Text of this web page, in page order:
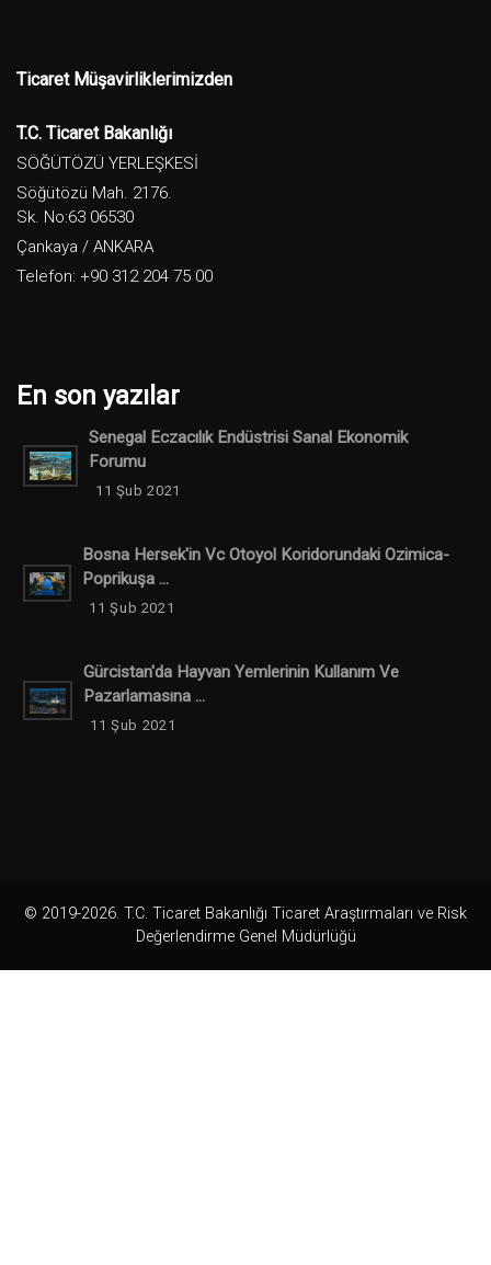
Ticaret Müşavirliklerimizden
T.C. Ticaret Bakanlığı
SÖĞÜTÖZÜ YERLEŞKESİ
Söğütözü Mah. 2176.
Sk. No:63 06530
Çankaya / ANKARA
Telefon: +90 312 204 75 00
En son yazılar
Senegal Eczacılık Endüstrisi Sanal Ekonomik
Forumu
11 Şub 2021
Bosna Hersek'in Vc Otoyol Koridorundaki Ozimica-
Poprikuşa ...
11 Şub 2021
Gürcistan'da Hayvan Yemlerinin Kullanım Ve
Pazarlamasına ...
11 Şub 2021
© 2019-2026. T.C. Ticaret Bakanlığı Ticaret Araştırmaları ve Risk
Değerlendirme Genel Müdürlüğü